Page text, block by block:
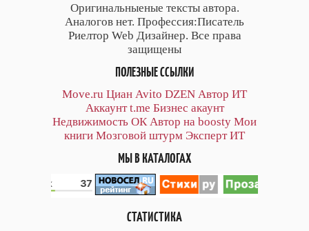
Оригинальныеные тексты автора.
Аналогов нет. Профессия:Писатель
Риелтор Web Дизайнер. Все права
защищены
ПОЛЕЗНЫЕ ССЫЛКИ
Move.ru Циан Avito DZEN Автор ИТ
Аккаунт t.me Бизнес акаунт
Недвижимость ОК Автор на boosty Мои
книги Мозговой штурм Эксперт ИТ
МЫ В КАТАЛОГАХ
СТАТИСТИКА